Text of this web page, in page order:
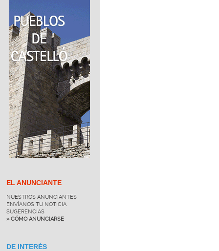
EL ANUNCIANTE
NUESTROS ANUNCIANTES
ENVÍANOS TU NOTICIA
SUGERENCIAS
» CÓMO ANUNCIARSE
DE INTERÉS